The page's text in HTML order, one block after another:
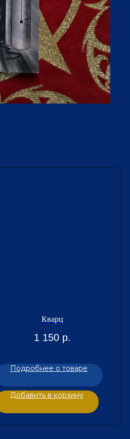
Кварц
1 150 р.
Подробнее о товаре
Добавить в корзину